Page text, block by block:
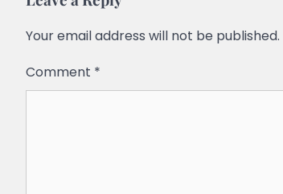
Your email address will not be published.
Comment *